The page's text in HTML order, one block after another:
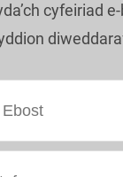
cyfeiriad